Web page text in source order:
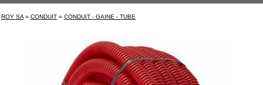
ROY SA » CONDUIT » CONDUIT - GAINE - TUBE